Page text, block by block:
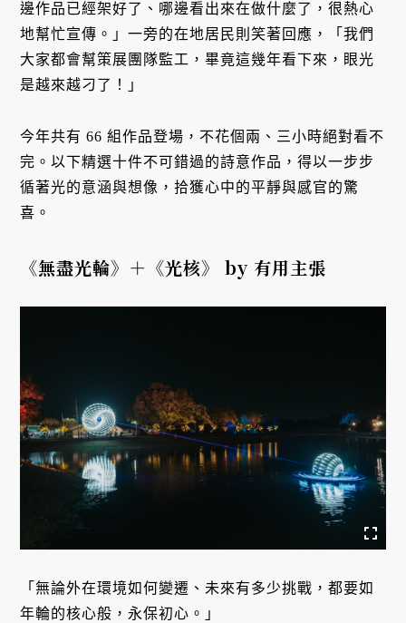
邊作品已經架好了、哪邊看出來在做什麼了，很熱心
地幫忙宣傳。」一旁的在地居民則笑著回應，「我們
大家都會幫策展團隊監工，畢竟這幾年看下來，眼光
是越來越刁了！」
今年共有 66 組作品登場，不花個兩、三小時絕對看不
完。以下精選十件不可錯過的詩意作品，得以一步步
循著光的意涵與想像，拾獲心中的平靜與感官的驚
喜。
《無盡光輪》＋《光核》by 有用主張
「無論外在環境如何變遷、未來有多少挑戰，都要如
年輪的核心般，永保初心。」